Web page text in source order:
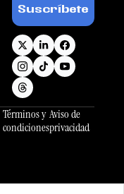
Suscríbete
Términos y
condiciones
Aviso de
privacidad